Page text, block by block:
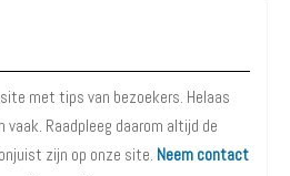
met tips van bezoekers. Helaas
vaak. Raadpleeg daarom altijd de
zijn op onze site. Neem contact